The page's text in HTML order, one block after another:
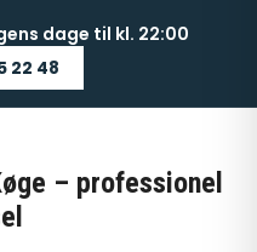
dage til kl. 22:00
22 48
– professionel